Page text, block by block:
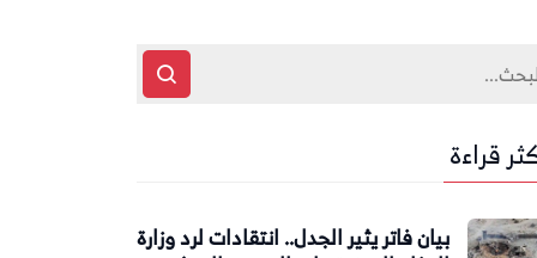
قراءة
بيان فاتر يثير الجدل.. انتقادات لرد وزارة